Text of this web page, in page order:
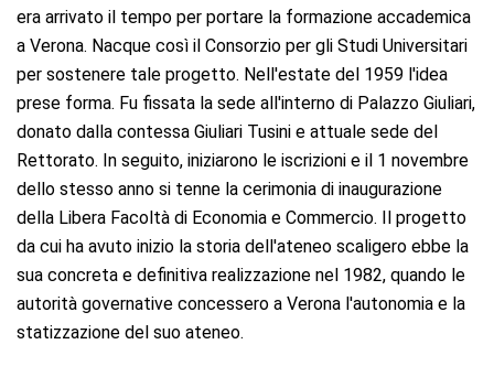
era arrivato il tempo per portare la formazione accademica
a Verona. Nacque così il Consorzio per gli Studi Universitari
per sostenere tale progetto. Nell'estate del 1959 l'idea
prese forma. Fu fissata la sede all'interno di Palazzo Giuliari,
donato dalla contessa Giuliari Tusini e attuale sede del
Rettorato. In seguito, iniziarono le iscrizioni e il 1 novembre
dello stesso anno si tenne la cerimonia di inaugurazione
della Libera Facoltà di Economia e Commercio. Il progetto
da cui ha avuto inizio la storia dell'ateneo scaligero ebbe la
sua concreta e definitiva realizzazione nel 1982, quando le
autorità governative concessero a Verona l'autonomia e la
statizzazione del suo ateneo.